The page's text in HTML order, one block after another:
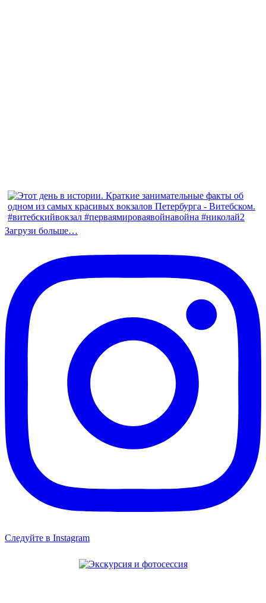
Загрузи больше…
Следуйте в Instagram